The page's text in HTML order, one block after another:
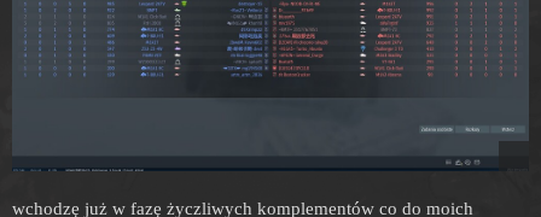
wchodzę już w fazę życzliwych komplementów co do moich